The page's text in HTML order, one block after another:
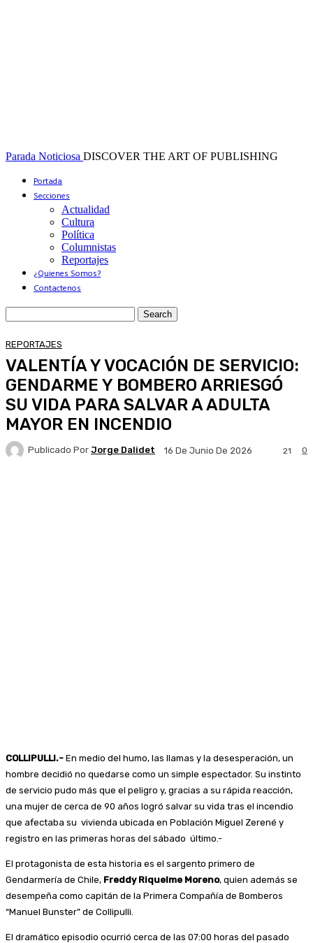
Parada Noticiosa DISCOVER THE ART OF PUBLISHING
Portada
Secciones
Actualidad
Cultura
Política
Columnistas
Reportajes
¿Quienes Somos?
Contactenos
REPORTAJES
VALENTÍA Y VOCACIÓN DE SERVICIO:
GENDARME Y BOMBERO ARRIESGÓ
SU VIDA PARA SALVAR A ADULTA
MAYOR EN INCENDIO
Publicado Por Jorge Dalidet 16 De Junio De 2026 0
21
COLLIPULLI.- En medio del humo, las llamas y la desesperación, un
hombre decidió no quedarse como un simple espectador. Su instinto
de servicio pudo más que el peligro y, gracias a su rápida reacción,
una mujer de cerca de 90 años logró salvar su vida tras el incendio
que afectaba su vivienda ubicada en Población Miguel Zerené y
registro en las primeras horas del sábado último.-
El protagonista de esta historia es el sargento primero de
Gendarmería de Chile, Freddy Riquelme Moreno, quien además se
desempeña como capitán de la Primera Compañía de Bomberos
“Manuel Bunster” de Collipulli.
El dramático episodio ocurrió cerca de las 07:00 horas del pasado